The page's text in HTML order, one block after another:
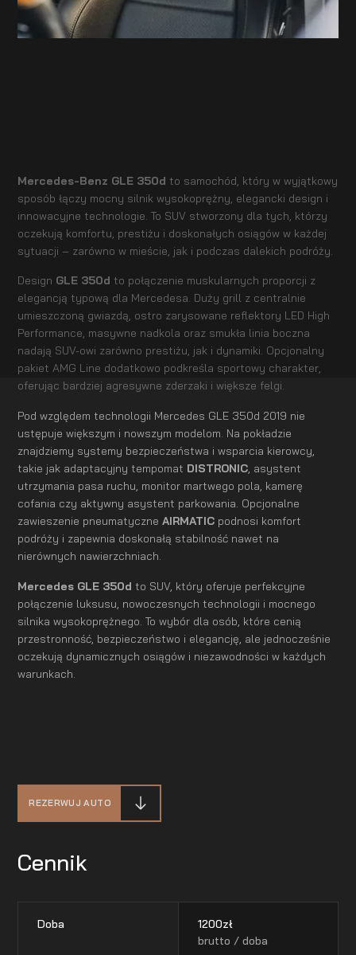
Mercedes-Benz GLE 350d to samochód, który w wyjątkowy
sposób łączy mocny silnik wysokoprężny, elegancki design i
innowacyjne technologie. To SUV stworzony dla tych, którzy
oczekują komfortu, prestiżu i doskonałych osiągów w każdej
sytuacji – zarówno w mieście, jak i podczas dalekich podróży.
Design GLE 350d to połączenie muskularnych proporcji z
elegancją typową dla Mercedesa. Duży grill z centralnie
umieszczoną gwiazdą, ostro zarysowane reflektory LED High
Performance, masywne nadkola oraz smukła linia boczna
nadają SUV-owi zarówno prestiżu, jak i dynamiki. Opcjonalny
pakiet AMG Line dodatkowo podkreśla sportowy charakter,
oferując bardziej agresywne zderzaki i większe felgi.
Pod względem technologii Mercedes GLE 350d 2019 nie
ustępuje większym i nowszym modelom. Na pokładzie
znajdziemy systemy bezpieczeństwa i wsparcia kierowcy,
takie jak adaptacyjny tempomat DISTRONIC , asystent
utrzymania pasa ruchu, monitor martwego pola, kamerę
cofania czy aktywny asystent parkowania. Opcjonalne
zawieszenie pneumatyczneAIRMATIC podnosi komfort
podróży i zapewnia doskonałą stabilność nawet na
nierównych nawierzchniach.
Mercedes GLE 350d to SUV, który oferuje perfekcyjne
połączenie luksusu, nowoczesnych technologii i mocnego
silnika wysokoprężnego. To wybór dla osób, które cenią
przestronność, bezpieczeństwo i elegancję, ale jednocześnie
oczekują dynamicznych osiągów i niezawodności w każdych
warunkach.
REZERWUJ AUTO
Cennik
Doba 1200zł
brutto / doba